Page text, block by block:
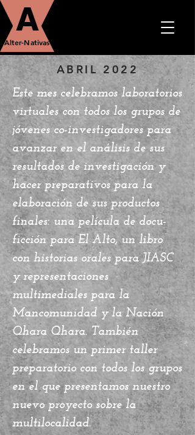
A
Alter-Nativas
ABRIL 2022
Este mes celebramos laboratorios
virtuales con todos los grupos de
jóvenes co-investigadores para
avanzar en el análisis de sus
resultados de investigación y
hacer preparativos para la
elaboración de sus productos
finales: una película de docu-
ficción para El Alto, un libro
con historias orales para JIASC
y representaciones
multimediales para la
Mancomunidad y la Nación
Qhara Qhara. También
celebramos un primer taller
preparatorio con todos los grupos
en el que presentamos nuestro
nuevo proyecto sobre la
multilocalidad.